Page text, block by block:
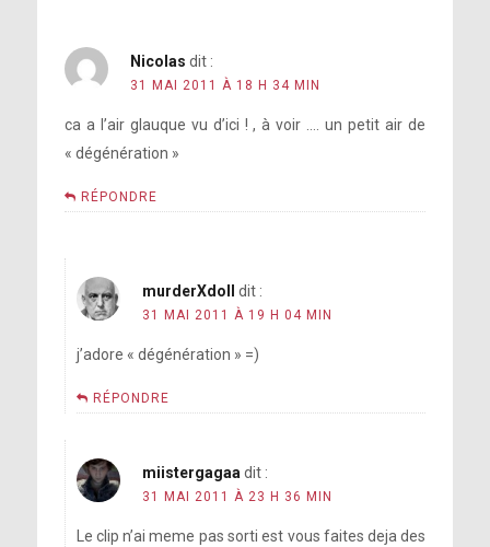
Nicolas dit :
31 MAI 2011 À 18 H 34 MIN
ca a l’air glauque vu d’ici ! , à voir …. un petit air de
« dégénération »
RÉPONDRE
murderXdoll dit :
31 MAI 2011 À 19 H 04 MIN
j’adore « dégénération » =)
RÉPONDRE
miistergagaa dit :
31 MAI 2011 À 23 H 36 MIN
Le clip n’ai meme pas sorti est vous faites deja des